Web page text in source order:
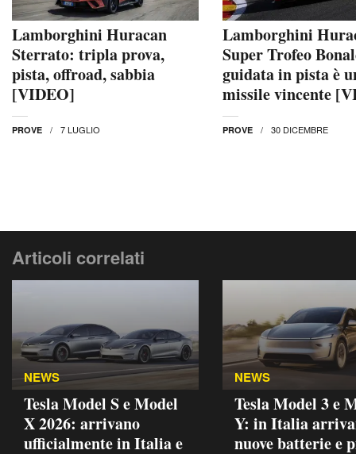
Lamborghini Huracan
Sterrato: tripla prova,
pista, offroad, sabbia
[VIDEO]
PROVE 7 LUGLIO
Lamborghini
Super Trofeo
guidata in pista è
missile vincente
PROVE 30 DICEMBRE
Articoli correlati
NEWS
Tesla Model S e Model
X 2026: arrivano
ufficialmente in Italia e
NEWS
Tesla Model 3 e
Y: in Italia
nuove batterie e